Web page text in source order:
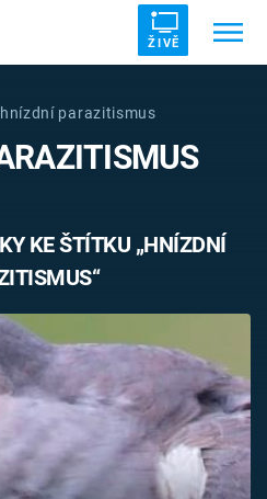
ŽIVĚ
DRUHÁ SVĚTOVÁ VÁLKA
hnízdní parazitismus
KE ŠTÍTKU „HNÍZDNÍ